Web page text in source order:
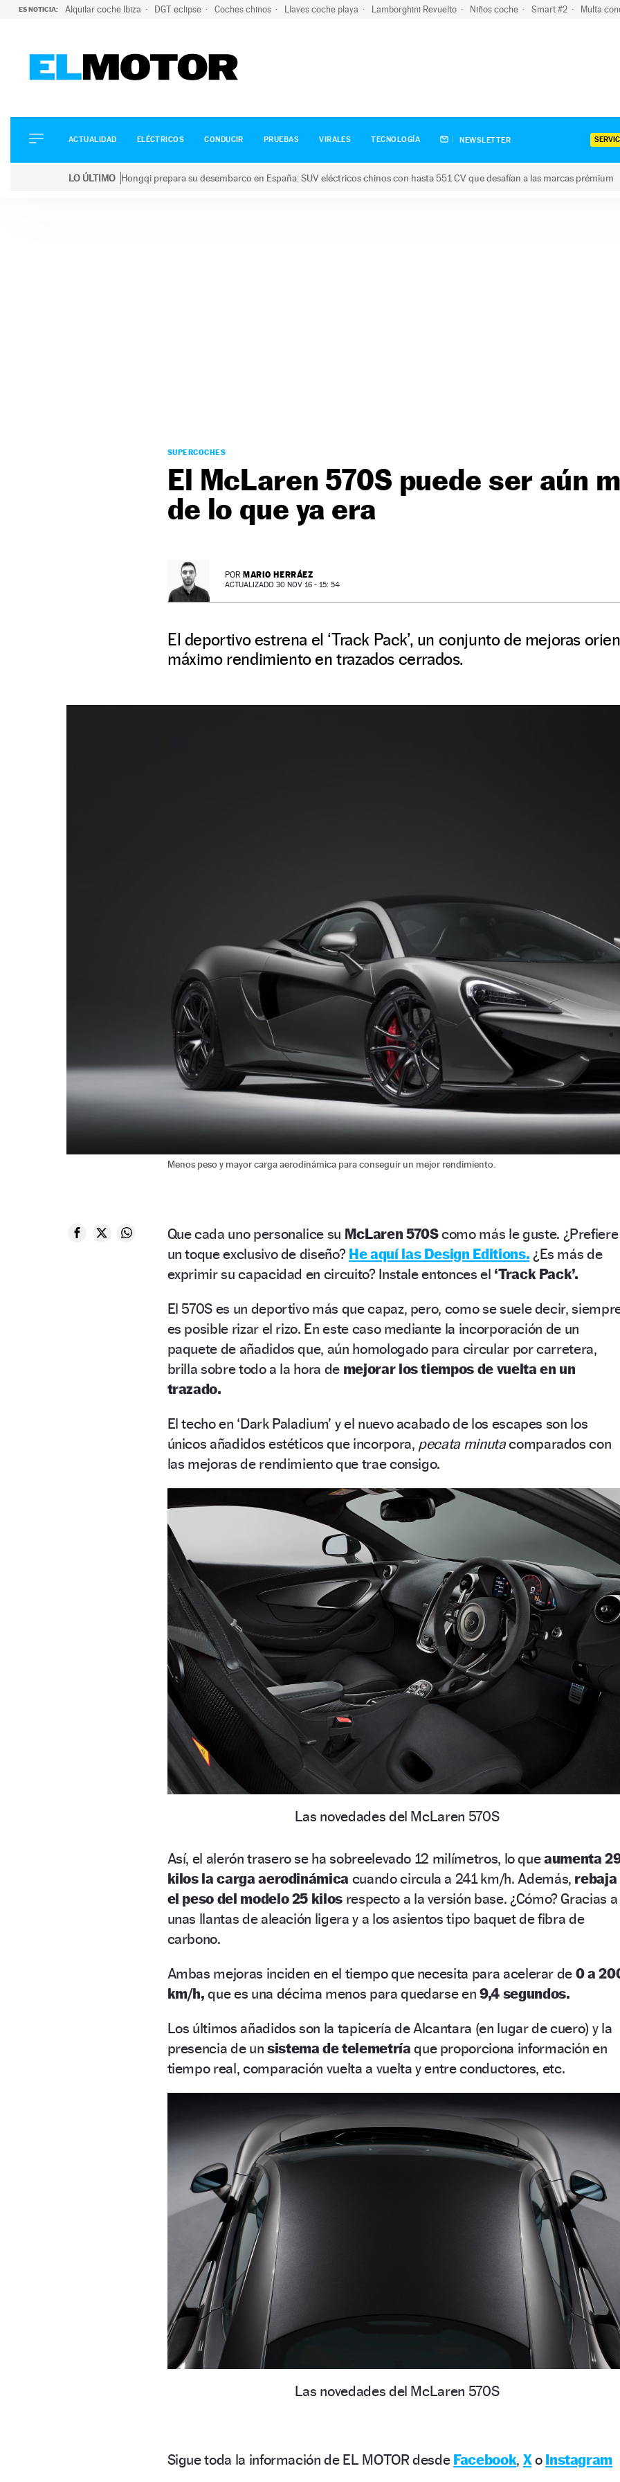
ES NOTICIA: Alquilar coche Ibiza DGT eclipse Coches chinos Llaves coche playa Lamborghini Revuelto Niños coche Smart #2 Multa
ELÉCTRICOS
CONDUCIR
ACTUALIDAD ELÉCTRICOS CONDUCIR PRUEBAS VIRALES TECNOLOGÍA NEWSLETTER
LO ÚLTIMO Hongqi prepara su desembarco en España: SUV eléctricos chinos con hasta 551 CV que desafían a las marcas prémium
SUPERCOCHES
El McLaren 570S puede ser aún
de lo que ya era
POR MARIO HERRÁEZ
ACTUALIZADO 30 NOV 16 - 15: 54
El deportivo estrena el ‘Track Pack’, un conjunto de mejoras
máximo rendimiento en trazados cerrados.
Menos peso y mayor carga aerodinámica para conseguir un mejor rendimiento.
Que cada uno personalice su McLaren 570Scomo más le guste. ¿Prefiere
un toque exclusivo de diseño? He aquí las Design Editions. ¿Es más de
exprimir su capacidad en circuito? Instale entonces el ‘Track Pack’.
El 570S es un deportivo más que capaz, pero, como se suele decir,
es posible rizar el rizo. En este caso mediante la incorporación de un
paquete de añadidos que, aún homologado para circular por carretera,
brilla sobre todo a la hora de mejorar los tiempos de vuelta en un
trazado.
El techo en ‘Dark Paladium’ y el nuevo acabado de los escapes son los
únicos añadidos estéticos que incorpora, pecata minutacomparados con
las mejoras de rendimiento que trae consigo.
Las novedades del McLaren 570S
Así, el alerón trasero se ha sobreelevado 12 milímetros, lo queaumenta
kilos la carga aerodinámica cuando circula a 241 km/h. Además, rebaja
el peso del modelo 25 kilos respecto a la versión base. ¿Cómo? Gracias a
unas llantas de aleación ligera y a los asientos tipo baquet de fibra de
carbono.
Ambas mejoras inciden en el tiempo que necesita para acelerar de 0 a
km/h, que es una décima menos para quedarse en9,4 segundos.
Los últimos añadidos son la tapicería de Alcantara (en lugar de cuero) y la
presencia de un sistema de telemetría que proporciona información en
tiempo real, comparación vuelta a vuelta y entre conductores, etc.
Las novedades del McLaren 570S
Sigue toda la información de EL MOTOR desde Facebook, Xo Instagram